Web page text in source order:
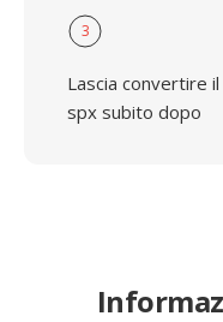
3
Lascia convertire
spx subito dopo